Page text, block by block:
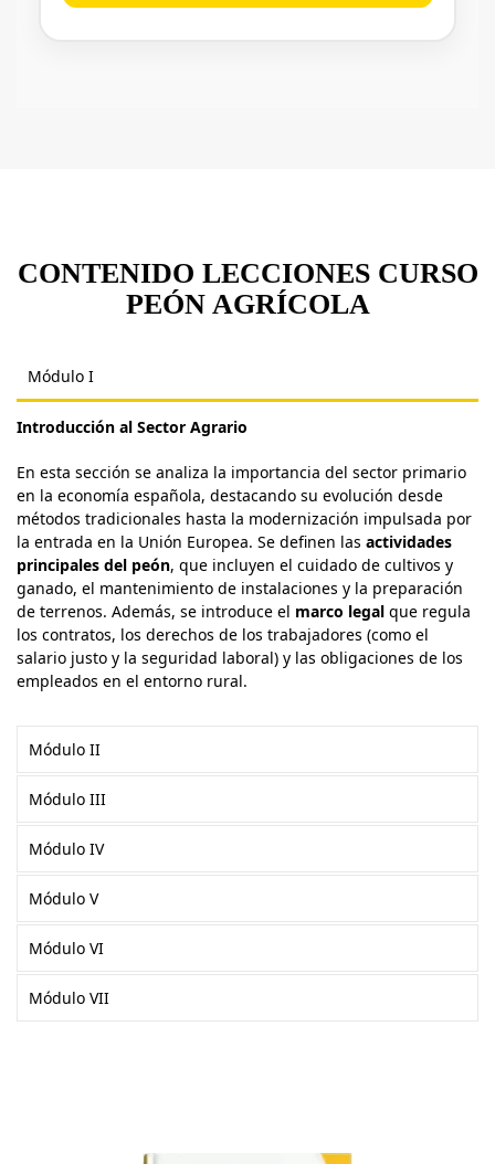
CONTENIDO LECCIONES CURSO
PEÓN AGRÍCOLA
Módulo I
Introducción al Sector Agrario
En esta sección se analiza la importancia del sector primario
en la economía española, destacando su evolución desde
métodos tradicionales hasta la modernización impulsada por
la entrada en la Unión Europea. Se definen las actividades
principales del peón, que incluyen el cuidado de cultivos y
ganado, el mantenimiento de instalaciones y la preparación
de terrenos. Además, se introduce el marco legal que regula
los contratos, los derechos de los trabajadores (como el
salario justo y la seguridad laboral) y las obligaciones de los
empleados en el entorno rural.
Módulo II
Módulo III
Módulo IV
Módulo V
Módulo VI
Módulo VII